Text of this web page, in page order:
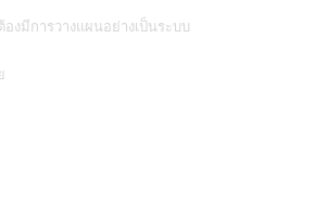
งมีการวางแผนอย่างเป็นระบบ